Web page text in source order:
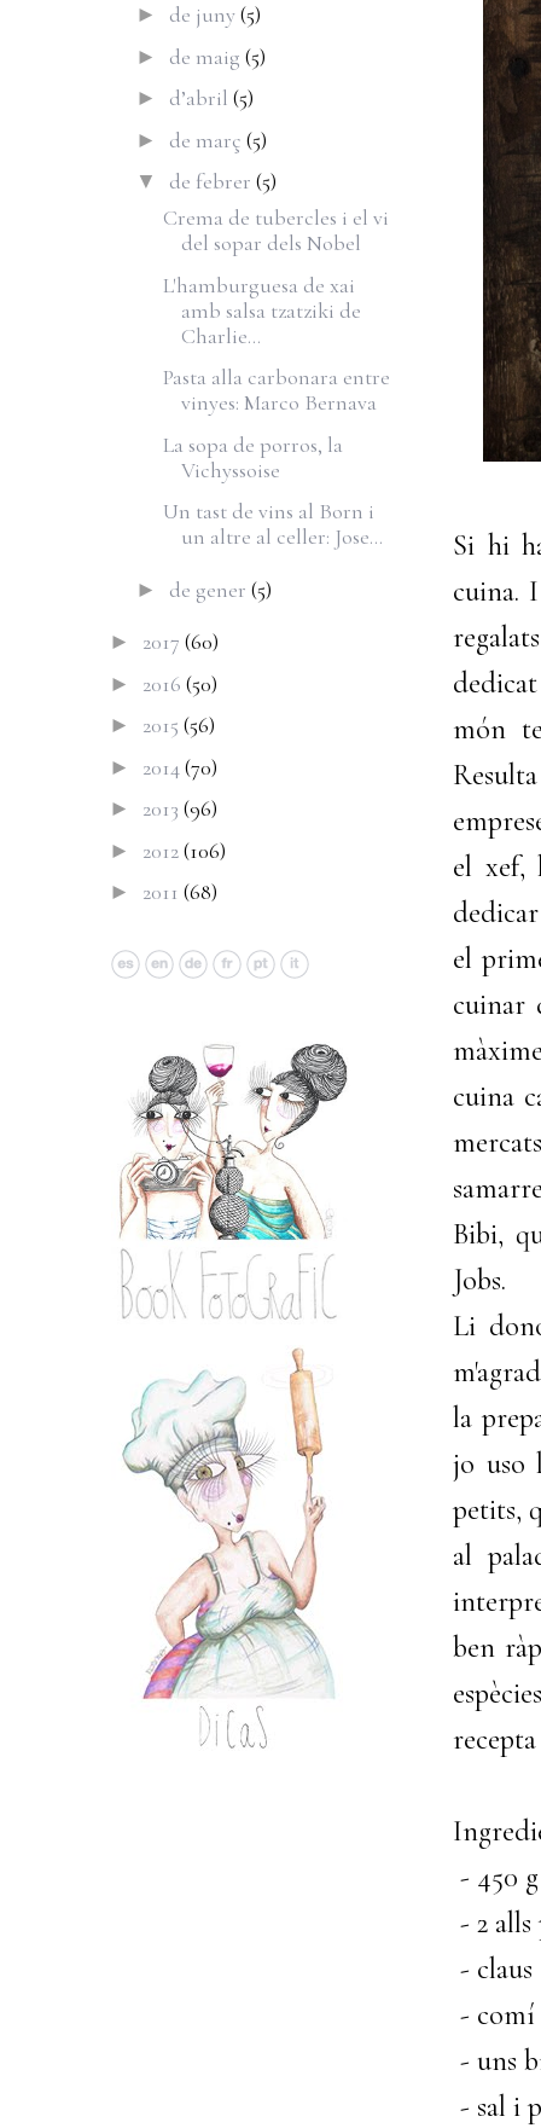
Si hi
cuina.
món
el xef,
el
cuinar
cuina
Bibi,
Jobs.
Li
la
jo uso
petits,
al
ben
- 450
- 2 alls
-
- comí
- uns
- sal i
► de juny(5)
► de maig (5)
► d’abril (5)
► de març (5)
▼ de febrer (5)
Crema de tubercles i el vi
del sopar dels Nobel
L'hamburguesa de xai
amb salsa tzatziki de
Charlie...
Pasta alla carbonara entre
vinyes: Marco Bernava
La sopa de porros, la
Vichyssoise
Un tast de vins al Born i
un altre al celler: Jose...
► de gener (5)
► 2017 (60)
► 2016 (50)
► 2015 (56)
► 2014(70)
► 2013 (96)
► 2012(106)
► 2011 (68)